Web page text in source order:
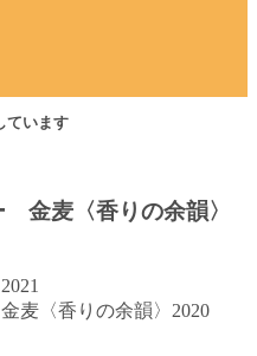
ています
金麦〈香りの余韻〉